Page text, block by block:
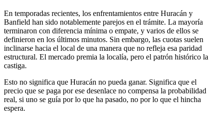
En temporadas recientes, los enfrentamientos entre Huracán y
Banfield han sido notablemente parejos en el trámite. La mayoría
terminaron con diferencia mínima o empate, y varios de ellos se
definieron en los últimos minutos. Sin embargo, las cuotas suelen
inclinarse hacia el local de una manera que no refleja esa paridad
estructural. El mercado premia la localía, pero el patrón histórico la
castiga.
Esto no significa que Huracán no pueda ganar. Significa que el
precio que se paga por ese desenlace no compensa la probabilidad
real, si uno se guía por lo que ha pasado, no por lo que el hincha
espera.